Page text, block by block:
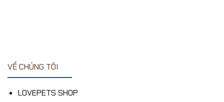
VỀ CHÚNG TÔI
LOVEPETS SHOP